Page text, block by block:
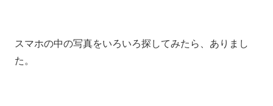
スマホの中の写真をいろいろ探してみたら、ありまし
た。